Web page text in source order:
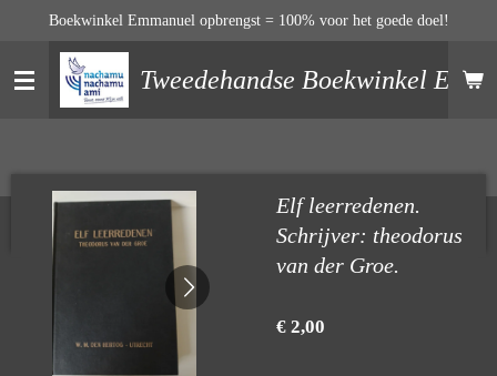
naar
hoofdinhoud
Tweedehandse Boekwinkel
Boekwinkel Emmanuel opbrengst = 100% voor het goede doel!
Elf leerredenen.
Schrijver: theodorus
van der Groe.
€ 2,00